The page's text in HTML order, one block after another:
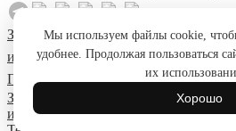
Задать вопросПредложить
идеюПоблагодаритьПожаловаться
Политика конфиденциальности
Задать вопрос
идеюПоблагодаритьПожаловаться
Мы используем файлы cookie,
удобнее. Продолжая пользоваться
их
Хорошо